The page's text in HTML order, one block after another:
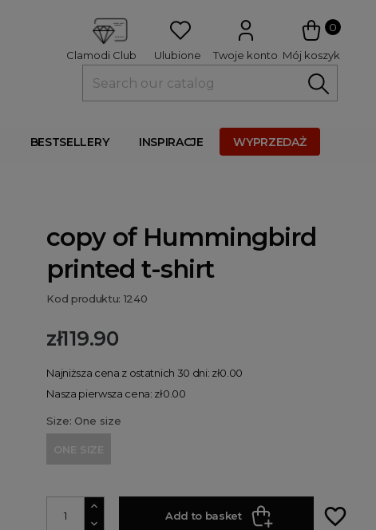
0
Mój koszyk
Twoje konto
Ulubione
Clamodi Club
BESTSELLERY INSPIRACJE WYPRZEDAŻ
copy of Hummingbird
printed t-shirt
Kod produktu: 1240
zł119.90
Najniższa cena z ostatnich 30 dni: zł0.00
Nasza pierwsza cena: zł0.00
Size: One size
ONE SIZE
Add to basket favorite_border